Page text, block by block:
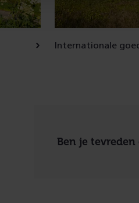
Internationale
Ben je